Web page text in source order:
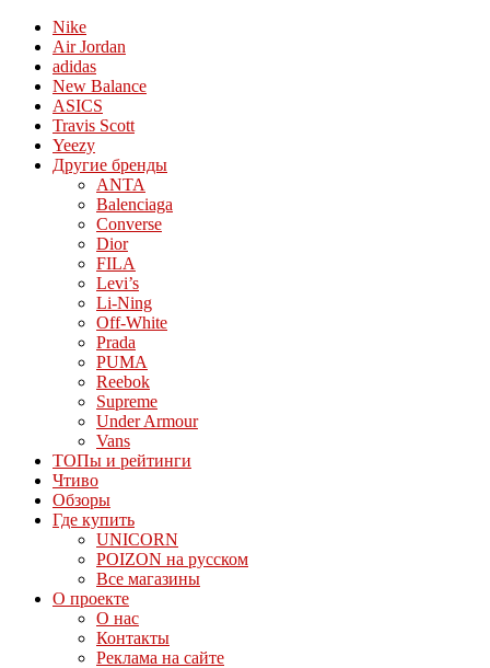
Nike
Air Jordan
adidas
New Balance
ASICS
Travis Scott
Yeezy
Другие бренды
ANTA
Balenciaga
Converse
Dior
FILA
Levi’s
Li-Ning
Off-White
Prada
PUMA
Reebok
Supreme
Under Armour
Vans
ТОПы и рейтинги
Чтиво
Обзоры
Где купить
UNICORN
POIZON на русском
Все магазины
О проекте
О нас
Контакты
Реклама на сайте